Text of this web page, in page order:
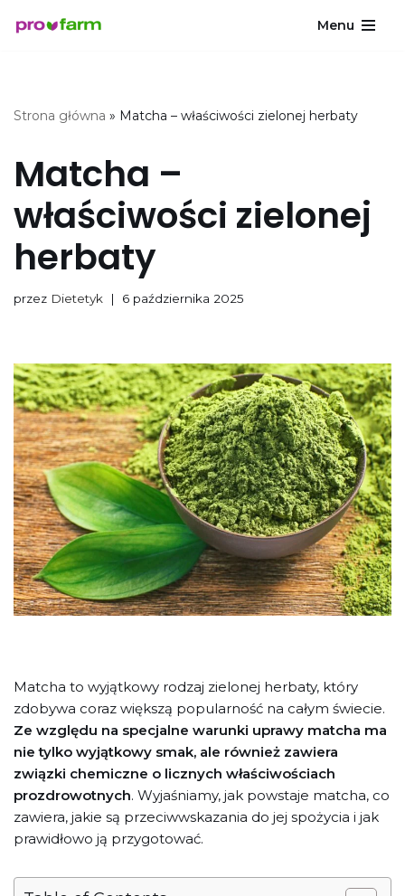
Menu
Strona główna » Matcha – właściwości zielonej herbaty
Matcha –
właściwości zielonej
herbaty
przez Dietetyk 6 października 2025
Matcha to wyjątkowy rodzaj zielonej herbaty, który
zdobywa coraz większą popularność na całym świecie.
Ze względu na specjalne warunki uprawy matcha ma
nie tylko wyjątkowy smak, ale również zawiera
związki chemiczne o licznych właściwościach
prozdrowotnych. Wyjaśniamy, jak powstaje matcha, co
zawiera, jakie są przeciwwskazania do jej spożycia i jak
prawidłowo ją przygotować.